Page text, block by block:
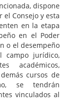
dispone
Consejo y esta
en la etapa
en el Poder
o el desempeño
campo jurídico,
académicos,
cursos de
se tendrán
vinculados al